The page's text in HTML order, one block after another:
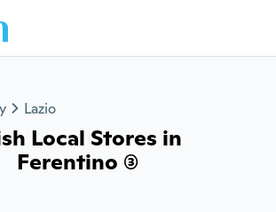
Lazio
Local Stores in
Ferentino (3)